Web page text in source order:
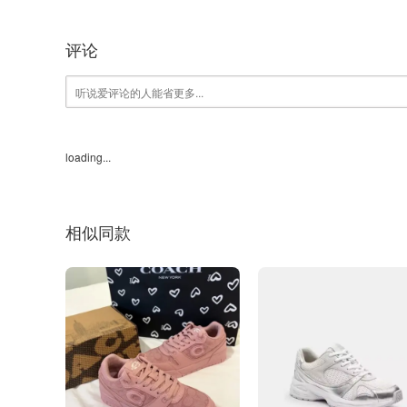
评论
loading...
相似同款